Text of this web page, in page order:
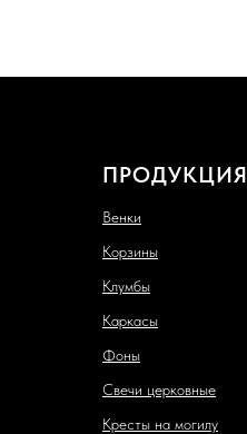
ПРОДУКЦИЯ
Венки
Корзины
Клумбы
Каркасы
Фоны
Свечи церковные
Кресты на могилу